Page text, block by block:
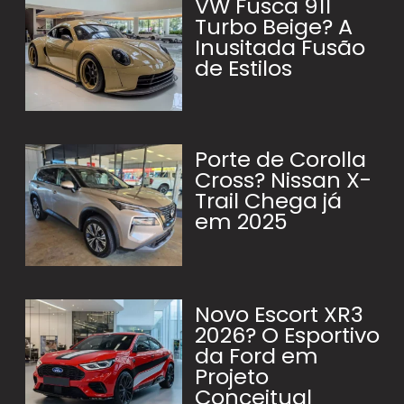
VW Fusca 911
Turbo Beige? A
Inusitada Fusão
de Estilos
Porte de Corolla
Cross? Nissan X-
Trail Chega já
em 2025
Novo Escort XR3
2026? O Esportivo
da Ford em
Projeto
Conceitual